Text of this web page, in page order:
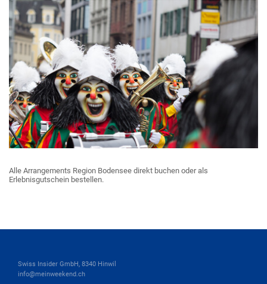
Alle Arrangements Region Bodensee direkt buchen oder als
Erlebnisgutschein bestellen.
Swiss Insider GmbH, 8340 Hinwil
info@meinweekend.ch